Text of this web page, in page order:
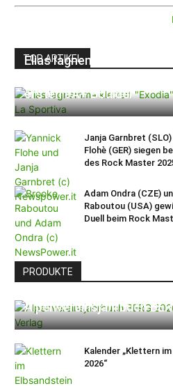
TOP ARTIKEL
Elias Iagnemma klettert
ersten 9A+ Boulder
Janja Garnbret
Flohè (GER) siegen
des Rock Master
Adam Ondra (CZE)
Raboutou (USA)
Duell beim Rock
PRODUKTE
Alpenvereinsjahrbuch
Kalender „Klettern
2026“